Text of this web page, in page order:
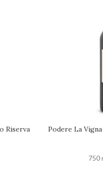
Riserva
RICHIEDI
Podere La
750